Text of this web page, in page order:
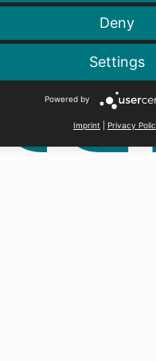
Deny
Settings
Powered by
Imprint Privacy